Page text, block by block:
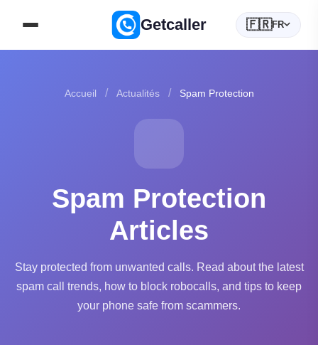
Getcaller 🇫🇷FR
Accueil / Actualités / Spam Protection
Spam Protection
Articles
Stay protected from unwanted calls. Read about the latest
spam call trends, how to block robocalls, and tips to keep
your phone safe from scammers.